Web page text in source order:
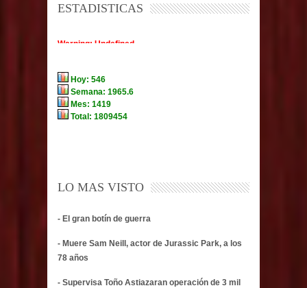
ESTADISTICAS
LO MAS VISTO
- El gran botín de guerra
- Muere Sam Neill, actor de Jurassic Park, a los
78 años
- Supervisa Toño Astiazaran operación de 3 mil